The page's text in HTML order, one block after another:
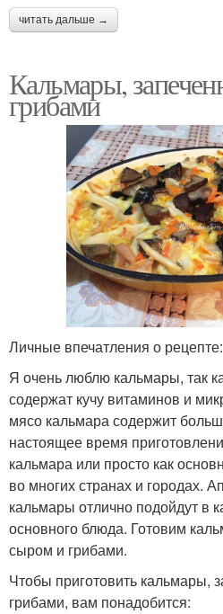
читать дальше →
Кальмары,
грибами
Личные впечатления о рецепте:
Я очень люблю кальмары, так
содержат кучу витаминов и
мясо кальмара содержит
настоящее время
кальмара или просто как
во многих странах и городах.
кальмары отлично подойдут в
основного блюда. Готовим
сыром и грибами.
Чтобы приготовить кальмары,
грибами, вам понадобится: